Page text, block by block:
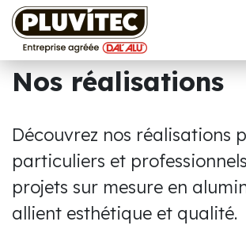
Se rendre au contenu
Nos réalisations
Découvrez nos réalisations
particuliers et
projets sur mesure en
allient esthétique et qualité.